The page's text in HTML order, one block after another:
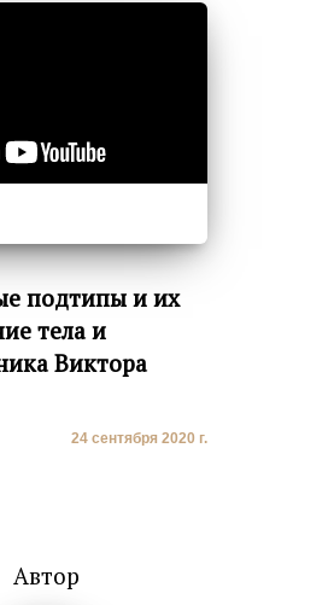
подтипы и их
тела и
Виктора
24 сентября 2020 г.
Автор